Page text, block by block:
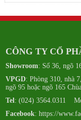
CÔNG TY CỔ
Showroom: Số 36, ngõ
VPGD: Phòng 310, nhà
ngõ 95 hoặc ngõ 165
Tel: (024) 3564.0311
Facebook:https://